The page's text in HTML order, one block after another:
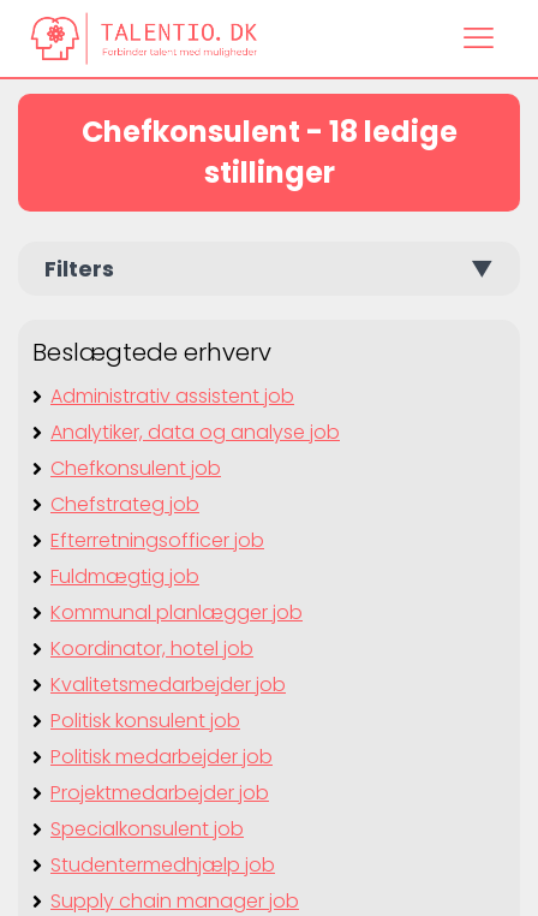
Chefkonsulent - 18 ledige
stillinger
Filters ▼
Beslægtede erhverv
Administrativ assistent job
Analytiker, data og analyse job
Chefkonsulent job
Chefstrateg job
Efterretningsofficer job
Fuldmægtig job
Kommunal planlægger job
Koordinator, hotel job
Kvalitetsmedarbejder job
Politisk konsulent job
Politisk medarbejder job
Projektmedarbejder job
Specialkonsulent job
Studentermedhjælp job
Supply chain manager job